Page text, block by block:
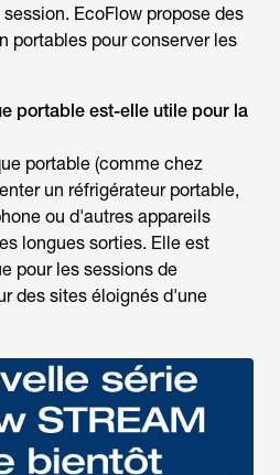
EcoFlow propose des
portables pour conserver les
portable est-elle utile pour la
portable (comme chez
un réfrigérateur portable,
ou d'autres appareils
longues sorties. Elle est
pour les sessions de
des sites éloignés d'une